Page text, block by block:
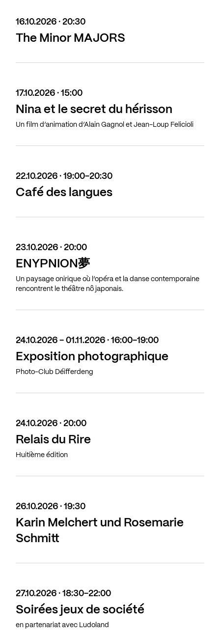
16.10.2026 · 20:30
The Minor MAJORS
17.10.2026 · 15:00
Nina et le secret du hérisson
Un film d’animation d’Alain Gagnol et Jean-Loup Felicioli
22.10.2026 · 19:00-20:30
Café des langues
23.10.2026 · 20:00
ENYPNION夢
Un paysage onirique où l’opéra et la danse contemporaine
rencontrent le théâtre nô japonais.
24.10.2026 - 01.11.2026 · 16:00-19:00
Exposition photographique
Photo-Club Déifferdeng
24.10.2026 · 20:00
Relais du Rire
Huitième édition
26.10.2026 · 19:30
Karin Melchert und Rosemarie
Schmitt
27.10.2026 · 18:30-22:00
Soirées jeux de société
en partenariat avec Ludoland